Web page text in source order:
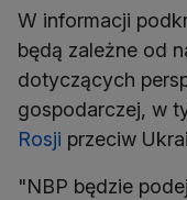
W informacji
będą zależne od
dotyczących
gospodarczej, w
Rosji przeciw
"NBP będzie